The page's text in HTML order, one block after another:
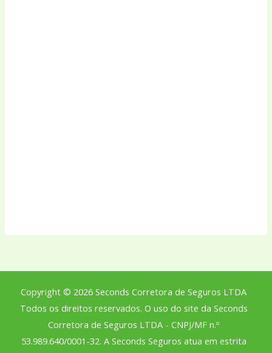
Copyright © 2026 Seconds Corretora de Seguros LTDA
Todos os direitos reservados. O uso do site da Seconds
Corretora de Seguros LTDA - CNPJ/MF n.º
53.989.640/0001-32. A Seconds Seguros atua em estrita